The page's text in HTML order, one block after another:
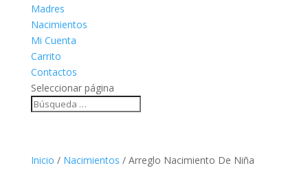
Madres
Nacimientos
Mi Cuenta
Carrito
Contactos
Seleccionar página
Inicio / Nacimientos / Arreglo Nacimiento De Niña